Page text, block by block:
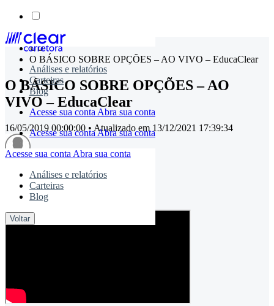
Skip
content
Análises e relatórios
Carteiras
Blog
Acesse sua conta Abra sua conta
Acesse sua contaAbra sua conta
Acesse sua conta Abra sua conta
Análises e relatórios
Carteiras
Blog
Voltar
O BÁSICO SOBRE OPÇÕES – AO VIVO – EducaClear
O BÁSICO SOBRE OPÇÕES – AO
VIVO – EducaClear
16/05/2019 00:00:00 • Atualizado em 13/12/2021 17:39:34
timemaster
Compartilhe: